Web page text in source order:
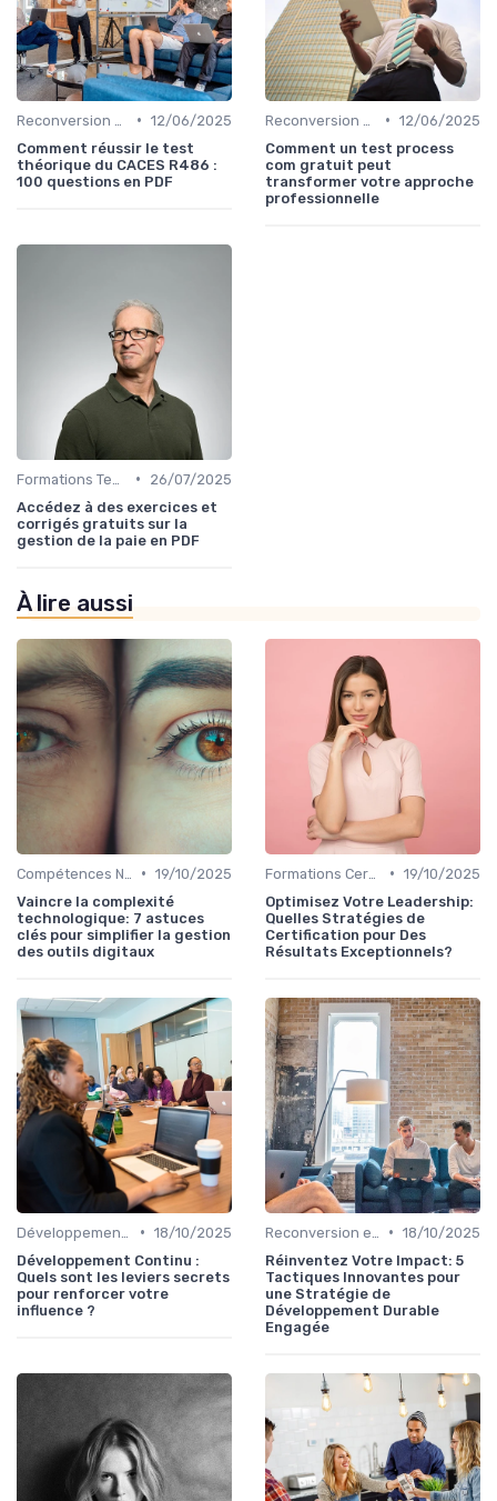
• 12/06/2025
Comment réussir le test
théorique du CACES R486 :
100 questions en PDF
• 12/06/2025
Comment un test process
com gratuit peut
transformer votre approche
professionnelle
•
26/07/2025
Accédez à des exercices et
corrigés gratuits sur la
gestion de la paie en PDF
À lire aussi
• 19/10/2025
Vaincre la complexité
technologique: 7 astuces
clés pour simplifier la gestion
des outils digitaux
• 19/10/2025
Optimisez Votre Leadership:
Quelles Stratégies de
Certification pour Des
Résultats Exceptionnels?
• 18/10/2025
Développement Continu :
Quels sont les leviers secrets
pour renforcer votre
influence ?
• 18/10/2025
Réinventez Votre Impact: 5
Tactiques Innovantes pour
une Stratégie de
Développement Durable
Engagée